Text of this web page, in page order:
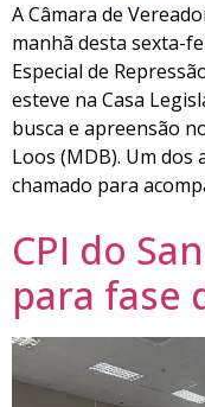
A Câmara de
manhã desta sexta-
Especial de
esteve na Casa
busca e apreensão
Loos (MDB). Um dos
chamado para
CPI do
para fase